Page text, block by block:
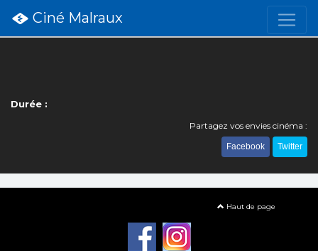
Ciné Malraux
Durée :
Partagez vos envies cinéma :
Facebook Twitter
Haut de page